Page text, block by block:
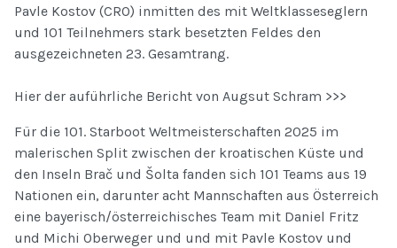
Pavle Kostov (CRO) inmitten des mit Weltklasseseglern
und 101 Teilnehmers stark besetzten Feldes den
ausgezeichneten 23. Gesamtrang.
Hier der auführliche Bericht von Augsut Schram >>>
Für die 101. Starboot Weltmeisterschaften 2025 im
malerischen Split zwischen der kroatischen Küste und
den Inseln Brač und Šolta fanden sich 101 Teams aus 19
Nationen ein, darunter acht Mannschaften aus Österreich
eine bayerisch/österreichisches Team mit Daniel Fritz
und Michi Oberweger und und mit Pavle Kostov und